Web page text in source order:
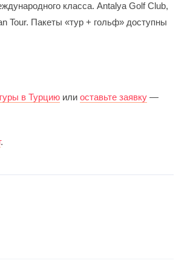
класса. Antalya Golf Club,
Tour. Пакеты «тур + гольф» доступны
в Турцию или оставьте заявку —
.